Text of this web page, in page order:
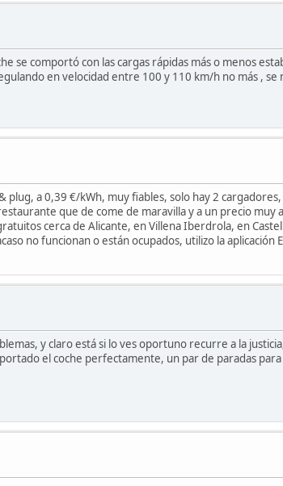
se comportó con las cargas rápidas más o menos
en velocidad entre 100 y 110 km/h no más ,
a 0,39 €/kWh, muy fiables, solo hay 2
que de come de maravilla y a un precio
cerca de Alicante, en Villena Iberdrola, en
no funcionan o están ocupados, utilizo la aplicación
y claro está si lo ves oportuno recurre a la
el coche perfectamente, un par de paradas